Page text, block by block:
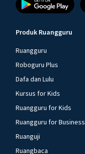
Produk Ruangguru
Ruangguru
Roboguru Plus
Dafa dan Lulu
Kursus for Kids
Ruangguru for Kids
Ruangguru for Business
Ruanguji
Ruangbaca